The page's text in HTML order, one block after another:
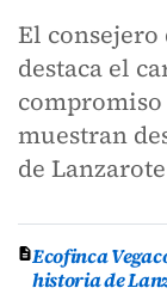
El consejero
destaca el
muestran
de Lanzarote
Ecofinca
historia de